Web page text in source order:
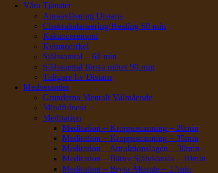
Våra Tjänster
Auraavläsning Distans
Chakrabalansering/Healing 60 min
Kakaoceremoni
Kvinnocirkel
Själssamtal – 60 min
Själssamtal första mötet 90 min
Tidigare liv Distans
Medvetandet
Grunderna Mentalt Välmående
Mindfulness
Meditation
Meditation – Kroppsscanning – 20min
Meditation – Kroppsscanning – 35min
Meditation – Attraktionslagen – 30min
Meditation – Bättre Självkänsla – 10min
Meditation – Bryta Ältande – 17min